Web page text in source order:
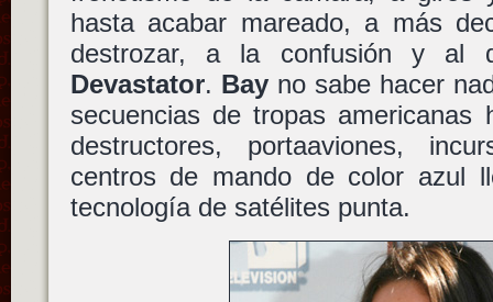
hasta acabar mareado, a más
destrozar, a la confusión y al
Devastator. Bayno sabe hacer
secuencias de tropas americanas
destructores, portaaviones,
centros de mando de color azul
tecnología de satélites punta.